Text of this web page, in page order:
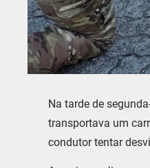
Na tarde de
transportava um
condutor tentar